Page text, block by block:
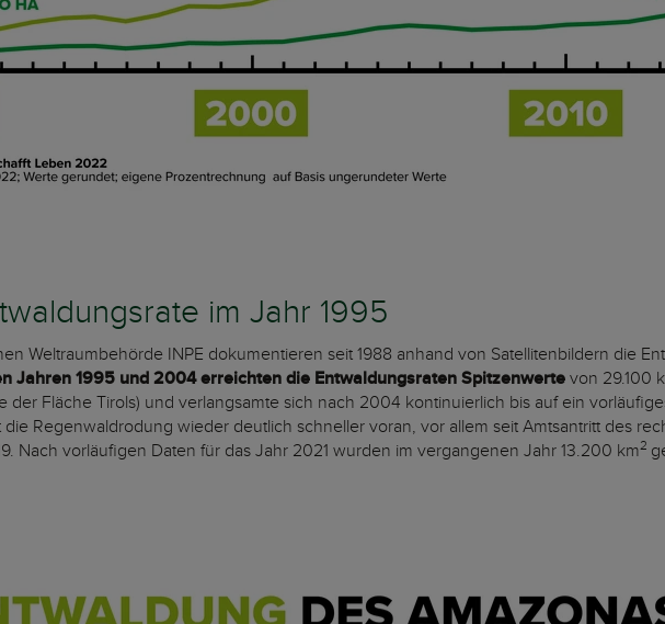
im Jahr 1995
Weltraumbehörde INPE dokumentieren seit 1988 anhand von Satellitenbildern die
Jahren 1995 und 2004 erreichten die Entwaldungsraten Spitzenwerte von 29.100
der Fläche Tirols) und verlangsamte sich nach 2004 kontinuierlich bis auf ein
die Regenwaldrodung wieder deutlich schneller voran, vor allem seit Amtsantritt des
Nach vorläufigen Daten für das Jahr 2021 wurden im vergangenen Jahr 13.200 km2